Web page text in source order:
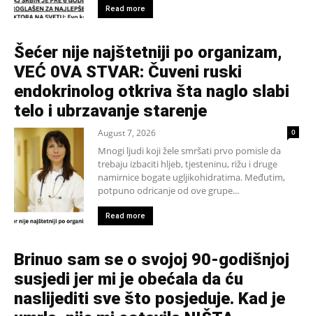
Read more
Šećer nije najštetniji po organizam,
VEĆ 0VA STVAR: Čuveni ruski
endokrinolog otkriva šta naglo slabi
telo i ubrzavanje starenje
August 7, 2026 0
Mnogi ljudi koji žele smršati prvo pomisle da
trebaju izbaciti hljeb, tjesteninu, rižu i druge
namirnice bogate ugljikohidratima. Međutim,
potpuno odricanje od ove grupe...
Read more
Brinuo sam se o svojoj 90-godišnjoj
susjedi jer mi je obećala da ću
naslijediti sve što posjeduje. Kad je